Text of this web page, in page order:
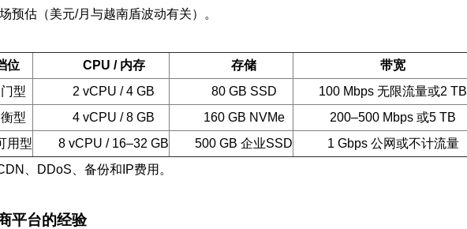
预估（美元/月与越南盾波动有关）。
位
CPU / 内存 存储 带宽
型
2 vCPU / 4 GB 80 GB SSD 100 Mbps 无限流量或2 TB
型
4 vCPU / 8 GB 160 GB NVMe 200–500 Mbps 或5 TB
用型
8 vCPU / 16–32 GB 500 GB 企业SSD 1 Gbps 公网或不计流量
、DDoS、备份和IP费用。
平台的经验